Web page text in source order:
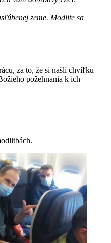
zeme. Modlite sa
za to, že si našli chvíľku
požehnania k ich